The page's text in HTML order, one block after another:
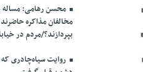
محسن رهامی:
مخالفان مذاکره
بپردازند؟/مردم در
روایت سیاه‌چادری